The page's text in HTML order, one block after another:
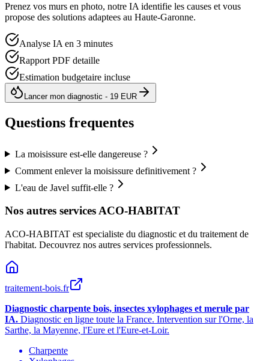
Prenez vos murs en photo, notre IA identifie les causes et vous
propose des solutions adaptees au Haute-Garonne.
Analyse IA en 3 minutes
Rapport PDF detaille
Estimation budgetaire incluse
Lancer mon diagnostic - 19 EUR
Questions frequentes
La moisissure est-elle dangereuse ?
Comment enlever la moisissure definitivement ?
L'eau de Javel suffit-elle ?
Nos autres services ACO-HABITAT
ACO-HABITAT est specialiste du diagnostic et du traitement de
l'habitat. Decouvrez nos autres services professionnels.
traitement-bois.fr
Diagnostic charpente bois, insectes xylophages et merule par
IA. Diagnostic en ligne toute la France. Intervention sur l'Orne, la
Sarthe, la Mayenne, l'Eure et l'Eure-et-Loir.
Charpente